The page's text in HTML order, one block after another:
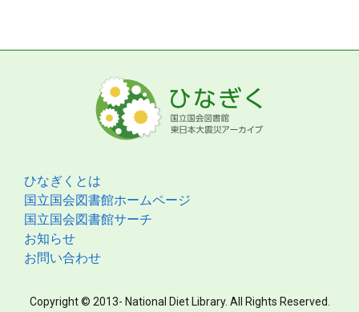
ひなぎくとは
国立国会図書館ホームページ
国立国会図書館サーチ
お知らせ
お問い合わせ
Copyright © 2013- National Diet Library. All Rights Reserved.